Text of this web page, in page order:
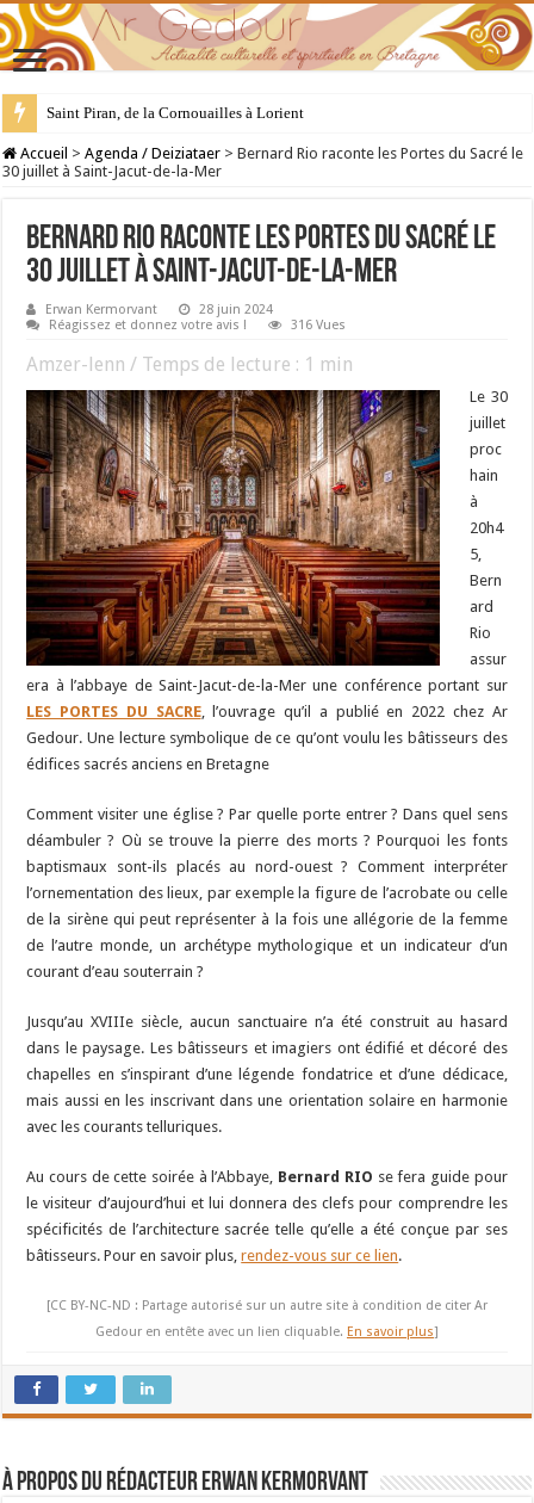
Saint Piran, de la Cornouailles à Lorient
28 juillet : Saint Samson de Dol, père de la Bretagne chrétienne
Accueil > Agenda / Deiziataer > Bernard Rio raconte les Portes du Sacré le
30 juillet à Saint-Jacut-de-la-Mer
Bernard Rio raconte les Portes du Sacré le
30 juillet à Saint-Jacut-de-la-Mer
Erwan Kermorvant
28 juin 2024
Réagissez et donnez votre avis !
316 Vues
Amzer-lenn / Temps de lecture : 1 min
Le 30
juillet
proc
hain
à
20h4
5,
Bern
ard
Rio
assur
era à l’abbaye de Saint-Jacut-de-la-Mer une conférence portant sur
LES PORTES DU SACRE, l’ouvrage qu’il a publié en 2022 chez Ar
Gedour. Une lecture symbolique de ce qu’ont voulu les bâtisseurs des
édifices sacrés anciens en Bretagne
Comment visiter une église ? Par quelle porte entrer ? Dans quel sens
déambuler ? Où se trouve la pierre des morts ? Pourquoi les fonts
baptismaux sont-ils placés au nord-ouest ? Comment interpréter
l’ornementation des lieux, par exemple la figure de l’acrobate ou celle
de la sirène qui peut représenter à la fois une allégorie de la femme
de l’autre monde, un archétype mythologique et un indicateur d’un
courant d’eau souterrain ?
Jusqu’au XVIIIe siècle, aucun sanctuaire n’a été construit au hasard
dans le paysage. Les bâtisseurs et imagiers ont édifié et décoré des
chapelles en s’inspirant d’une légende fondatrice et d’une dédicace,
mais aussi en les inscrivant dans une orientation solaire en harmonie
avec les courants telluriques.
Au cours de cette soirée à l’Abbaye, Bernard RIO se fera guide pour
le visiteur d’aujourd’hui et lui donnera des clefs pour comprendre les
spécificités de l’architecture sacrée telle qu’elle a été conçue par ses
bâtisseurs. Pour en savoir plus,rendez-vous sur ce lien.
[CC BY-NC-ND : Partage autorisé sur un autre site à condition de citer Ar
Gedour en entête avec un lien cliquable. En savoir plus]
À propos du rédacteur Erwan Kermorvant